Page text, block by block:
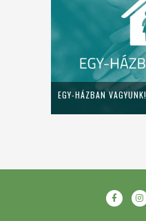
EGY-HÁZBAN VAGYUNK!